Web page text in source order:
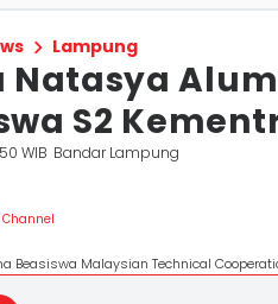
Lampung
S2
WIB Bandar Lampung
Channel
Beasiswa Malaysian Technical